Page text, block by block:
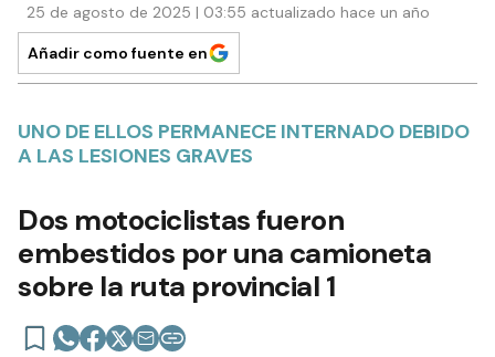
25 de agosto de 2025 | 03:55 actualizado hace un año
Añadir como fuente en
UNO DE ELLOS PERMANECE INTERNADO DEBIDO
A LAS LESIONES GRAVES
Dos motociclistas fueron
embestidos por una camioneta
sobre la ruta provincial 1